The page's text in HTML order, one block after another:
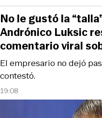
19:08
El empresario no dejó
contestó.
No le gustó la
Andrónico Luksic
comentario viral